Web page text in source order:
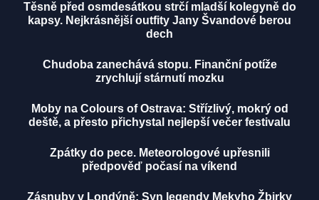
Těsně před osmdesátkou strčí mladší kolegyně do
kapsy. Nejkrásnější outfity Jany Švandové berou
dech
Chudoba zanechává stopu. Finanční potíže
zrychlují stárnutí mozku
Moby na Colours of Ostrava: Střízlivý, mokrý od
deště, a přesto přichystal nejlepší večer festivalu
Zpátky do pece. Meteorologové upřesnili
předpověď počasí na víkend
Zásnuby v Londýně: Syn legendy Mekyho Žbirky